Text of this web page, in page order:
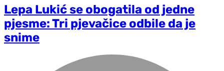
Lepa Lukić se obogatila od jedne
pjesme: Tri pjevačice odbile da je
snime